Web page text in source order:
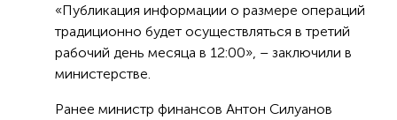
«Публикация информации о размере операций
традиционно будет осуществляться в третий
рабочий день месяца в 12:00», – заключили в
министерстве.
Ранее министр финансов Антон Силуанов